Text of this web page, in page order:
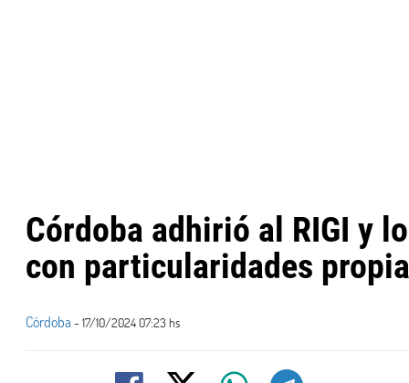
Córdoba adhirió al RIGI y
con particularidades
Córdoba - 17/10/2024 07:23 hs